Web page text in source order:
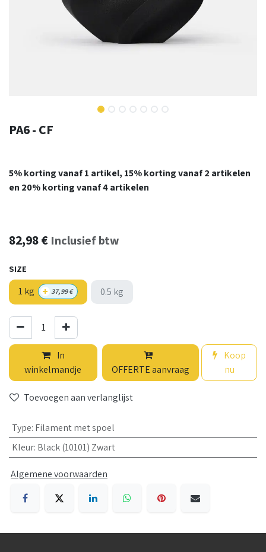
PA6 - CF
5% korting vanaf 1 artikel, 15% korting vanaf 2 artikelen
en 20% korting vanaf 4 artikelen
82,98€ Inclusief btw
SIZE
1 kg + 37,99€ 0.5 kg
In
winkelmandje
OFFERTE aanvraag
Koop
nu
Toevoegen aan verlanglijst
Type: Filament met spoel
Kleur: Black (10101) Zwart
Algemene voorwaarden